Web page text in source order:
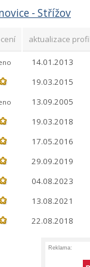
- Střížov
aktualizace
14.01.2013
19.03.2015
13.09.2005
19.03.2018
17.05.2016
29.09.2019
04.08.2023
13.08.2021
22.08.2018
Reklama: